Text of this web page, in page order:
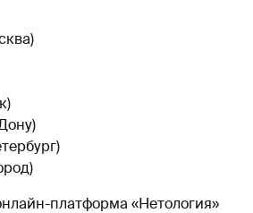
платформа «Нетология»